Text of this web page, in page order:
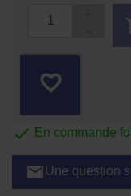
favorite_border
 En commande
emailUne question